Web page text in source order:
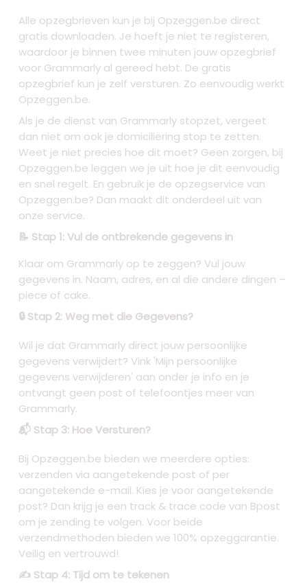
Alle opzegbrieven kun je bij Opzeggen.be direct
gratis downloaden. Je hoeft je niet te registeren,
waardoor je binnen twee minuten jouw opzegbrief
voor Grammarly al gereed hebt. De gratis
opzegbrief kun je zelf versturen. Zo eenvoudig werkt
Opzeggen.be.
Als je de dienst van Grammarly stopzet, vergeet
dan niet om ook je domiciliëring stop te zetten.
Weet je niet precies hoe dit moet? Geen zorgen, bij
Opzeggen.be leggen we je uit hoe je dit eenvoudig
en snel regelt. En gebruik je de opzegservice van
Opzeggen.be? Dan maakt dit onderdeel uit van
onze service.
📝 Stap 1: Vul de ontbrekende gegevens in
Klaar om Grammarly op te zeggen? Vul jouw
gegevens in. Naam, adres, en al die andere dingen –
piece of cake.
🔒 Stap 2: Weg met die Gegevens?
Wil je dat Grammarly direct jouw persoonlijke
gegevens verwijdert? Vink 'Mijn persoonlijke
gegevens verwijderen' aan onder je info en je
ontvangt geen post of telefoontjes meer van
Grammarly.
📬 Stap 3: Hoe Versturen?
Bij Opzeggen.be bieden we meerdere opties:
verzenden via aangetekende post of per
aangetekende e-mail. Kies je voor aangetekende
post? Dan krijg je een track & trace code van Bpost
om je zending te volgen. Voor beide
verzendmethoden bieden we 100% opzeggarantie.
Veilig en vertrouwd!
✍️ Stap 4: Tijd om te tekenen